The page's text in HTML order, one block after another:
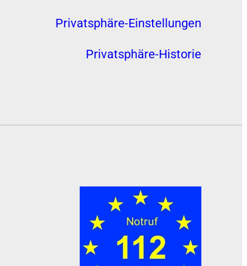
Privatsphäre-Einstellungen
Privatsphäre-Historie